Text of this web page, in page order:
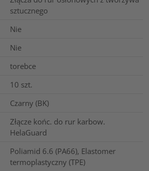
sztucznego
Nie
Nie
torebce
10 szt.
Czarny (BK)
Złącze końc. do rur karbow.
HelaGuard
Poliamid 6.6 (PA66), Elastomer
termoplastyczny (TPE)